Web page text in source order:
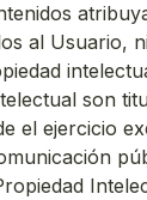
al Usuario,
son
el ejercicio